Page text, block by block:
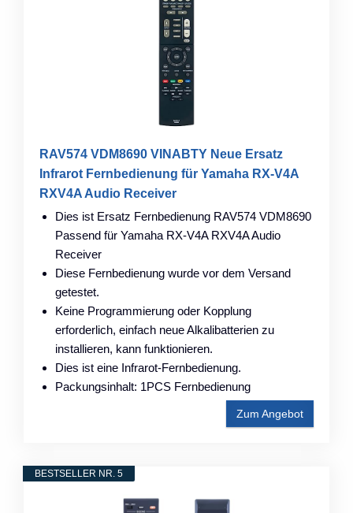
RAV574 VDM8690 VINABTY Neue Ersatz
Infrarot Fernbedienung für Yamaha RX-V4A
RXV4A Audio Receiver
Dies ist Ersatz Fernbedienung RAV574 VDM8690
Passend für Yamaha RX-V4A RXV4A Audio
Receiver
Diese Fernbedienung wurde vor dem Versand
getestet.
Keine Programmierung oder Kopplung
erforderlich, einfach neue Alkalibatterien zu
installieren, kann funktionieren.
Dies ist eine Infrarot-Fernbedienung.
Packungsinhalt: 1PCS Fernbedienung
Zum Angebot
BESTSELLER NR. 5